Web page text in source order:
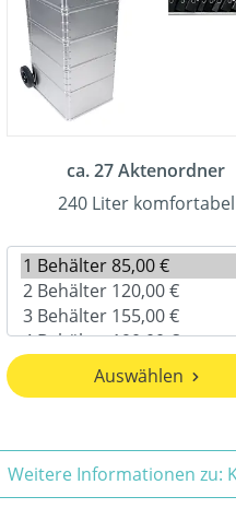
ca. 27 Aktenordner
240 Liter komfortabel
Auswählen
Weitere Informationen zu: